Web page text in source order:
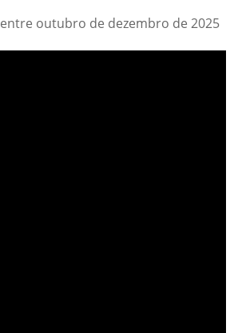
entre outubro de dezembro de 2025